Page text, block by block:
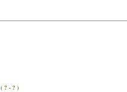
( ? - ? )